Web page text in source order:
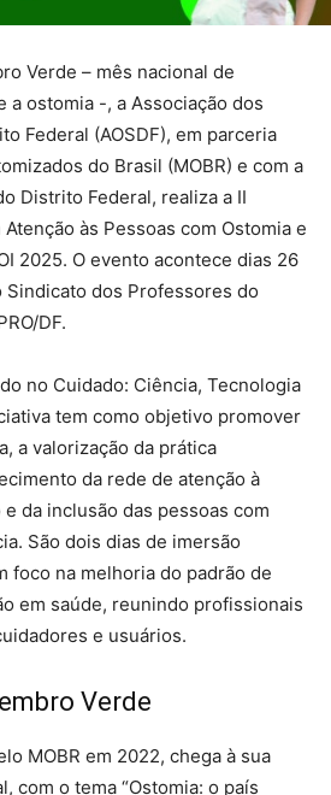
Verde – mês nacional de
a ostomia -, a Associação dos
Federal (AOSDF), em parceria
do Brasil (MOBR) e com a
Distrito Federal, realiza a II
às Pessoas com Ostomia e
2025. O evento acontece dias 26
dos Professores do
DF.
no Cuidado: Ciência, Tecnologia
tem como objetivo promover
a valorização da prática
da rede de atenção à
da inclusão das pessoas com
São dois dias de imersão
foco na melhoria do padrão de
em saúde, reunindo profissionais
e usuários.
Verde
MOBR em 2022, chega à sua
com o tema “Ostomia: o país